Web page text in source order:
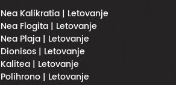
Nea Kalikratia | Letovanje
Nea Flogita | Letovanje
Nea Plaja | Letovanje
Dionisos | Letovanje
Kalitea | Letovanje
Polihrono | Letovanje